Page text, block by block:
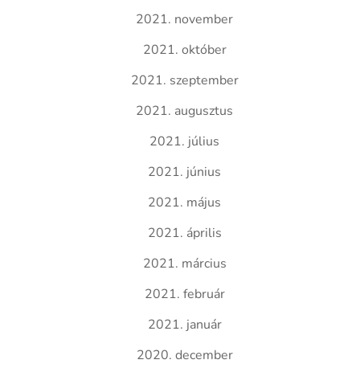
2021. november
2021. október
2021. szeptember
2021. augusztus
2021. július
2021. június
2021. május
2021. április
2021. március
2021. február
2021. január
2020. december